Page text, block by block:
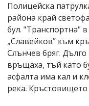
Полицейска
района край
бул. "Транспортна"
„Славейков” към
Слънчев бряг.
връщаха, тъй като
асфалта има кал и
река. Кръстовището